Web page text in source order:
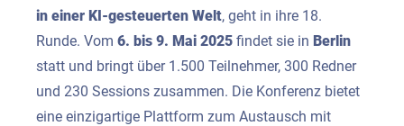
in einer KI-gesteuerten Welt, geht in ihre 18.
Runde. Vom 6. bis 9. Mai 2025 findet sie in Berlin
statt und bringt über 1.500 Teilnehmer, 300 Redner
und 230 Sessions zusammen. Die Konferenz bietet
eine einzigartige Plattform zum Austausch mit